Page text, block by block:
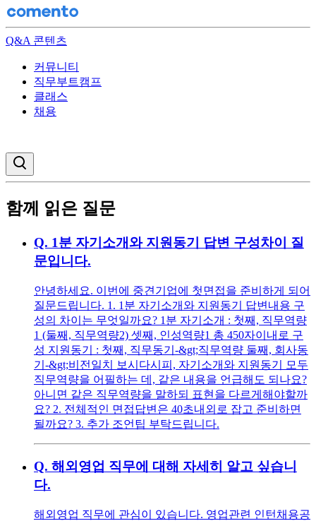
Q&A 콘텐츠
커뮤니티
직무부트캠프
클래스
채용
함께 읽은 질문
Q. 1분 자기소개와 지원동기 답변 구성차이 질
문입니다.
안녕하세요. 이번에 중견기업에 첫면접을 준비하게 되어
질문드립니다. 1. 1분 자기소개와 지원동기 답변내용 구
성의 차이는 무엇일까요? 1분 자기소개 : 첫째, 직무역량
1 (둘째, 직무역량2) 셋째, 인성역량1 총 450자이내로 구
성 지원동기 : 첫째, 직무동기-&gt;직무역량 둘째, 회사동
기-&gt;비전일치 보시다시피, 자기소개와 지원동기 모두
직무역량을 어필하는 데, 같은 내용을 언급해도 되나요?
아니면 같은 직무역량을 말하되 표현을 다르게해야할까
요? 2. 전체적인 면접답변은 40초내외로 잡고 준비하면
될까요? 3. 추가 조언팁 부탁드립니다.
Q. 해외영업 직무에 대해 자세히 알고 싶습니
다.
해외영업 직무에 관심이 있습니다. 영업관련 인턴채용공